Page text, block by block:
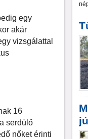
egy
akár
vizsgálattal
16
serdülő
nőket érinti